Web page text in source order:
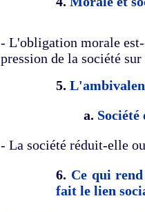
- L'obligation morale
pression de la société
5.
a.
- La société réduit-elle
6. Ce qui
fait le lien